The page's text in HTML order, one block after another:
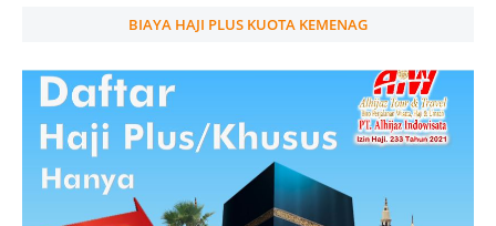
BIAYA HAJI PLUS KUOTA KEMENAG